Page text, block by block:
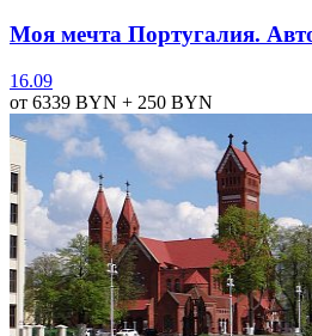
Моя мечта Португалия.
16.09
от 6339 BYN + 250 BYN